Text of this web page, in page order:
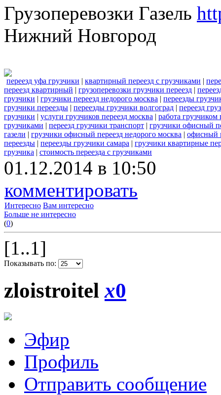
Грузоперевозки Газель
Нижний Новгород
переезд уфа грузчики | квартирный переезд с грузчиками |
переезд квартирный | грузоперевозки грузчики переезд |
грузчики | грузчики переезд недорого москва | переезды
грузчики переезды | переезды грузчики волгоград | переезд
грузчики | услуги грузчиков переезд москва | работа грузчиком
грузчиками | переезд грузчики транспорт | грузчики офисный
газели | грузчики офисный переезд недорого москва | офисный
переезды | переезды грузчики самара | грузчики квартирные
грузчика | стоимость переезда с грузчиками
01.12.2014 в 10:50
комментировать
Интересно Вам интересно
Больше не интересно
(0)
[1..1]
Показывать по:
zloistroitelx0
Эфир
Профиль
Отправить сообщение